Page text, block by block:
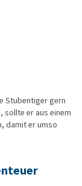
Stubentiger gern
sollte er aus einem
damit er umso